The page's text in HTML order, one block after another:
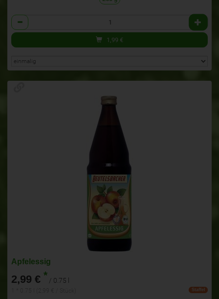
Anzahl
1,99 €
Apfelessig
2,99 € * / 0.75 l
Staffel